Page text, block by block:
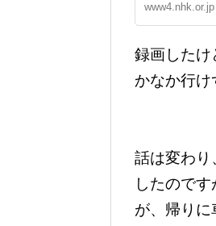
www4.nhk.or.jp
録画したけ
かなか行け
話は変わり
したので
が、帰りに